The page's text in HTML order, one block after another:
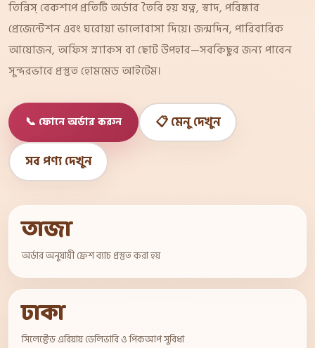
তিন্নিস্ বেকশপে প্রতিটি অর্ডার তৈরি হয় যত্ন, স্বাদ, পরিষ্কার
প্রেজেন্টেশন এবং ঘরোয়া ভালোবাসা দিয়ে। জন্মদিন, পারিবারিক
আয়োজন, অফিস স্ন্যাকস বা ছোট উপহার—সবকিছুর জন্য পাবেন
সুন্দরভাবে প্রস্তুত হোমমেড আইটেম।
📞 ফোনে অর্ডার করুন
📋 মেনু দেখুন
সব পণ্য দেখুন
তাজা
অর্ডার অনুযায়ী ফ্রেশ ব্যাচ প্রস্তুত করা হয়
ঢাকা
সিলেক্টেড এরিয়ায় ডেলিভারি ও পিকআপ সুবিধা